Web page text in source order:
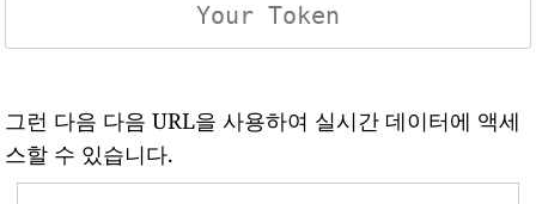
그런 다음 다음 URL을 사용하여 실시간 데이터에 액세
스할 수 있습니다.